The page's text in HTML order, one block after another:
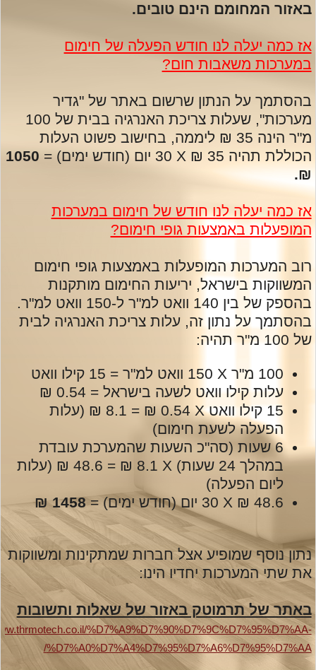
באזור המחומם הינם טובים.
אז כמה יעלה לנו חודש הפעלה של חימום
במערכות משאבות חום?
בהסתמך על הנתון שרשום באתר של "גדיר
מערכות", שעלות צריכת האנרגיה בבית של 100
מ"ר הינה 35 ₪ ליממה, בחישוב פשוט העלות
הכוללת תהיה 35 ₪
X
1050
₪.
אז כמה יעלה לנו חודש של חימום במערכות
המופעלות באמצעות גופי חימום?
רוב המערכות המופעלות באמצעות גופי חימום
המשווקות בישראל, יריעות החימום מותקנות
בהספק של בין 140 וואט למ"ר ל-150 וואט למ"ר.
בהסתמך על נתון זה, עלות צריכת האנרגיה לבית
של 100 מ"ר תהיה:
100 מ"ר X
עלות קילו וואט לשעה בישראל = 0.54 ₪
15 קילו וואט
X
0.54 ₪ = 8.1 ₪ (עלות
הפעלה לשעת חימום)
6 שעות (סה"כ השעות שהמערכת עובדת
במהלך 24 שעות)
X
8.1 ₪ = 48.6 ₪ (עלות
ליום הפעלה)
48.6 ₪
X
1458 ₪
נתון נוסף שמופיע אצל חברות שמתקינות ומשווקות
את שתי המערכות יחדיו הינו:
באתר של תרמוטק באזור של שאלות ותשובות
%D7%A9%D7%90%D7%9C%D7%95%D7%AA-
%D7%A0%D7%A4%D7%95%D7%A6%D7%95%D7%AA
/